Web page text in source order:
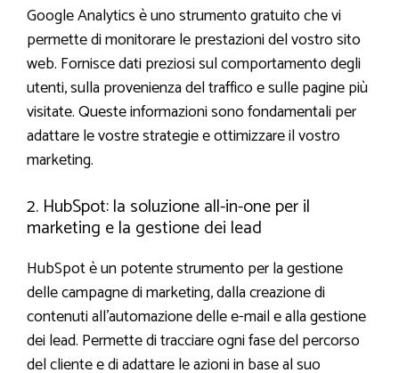
Google Analytics è uno strumento gratuito che vi
permette di monitorare le prestazioni del vostro sito
web. Fornisce dati preziosi sul comportamento degli
utenti, sulla provenienza del traffico e sulle pagine più
visitate. Queste informazioni sono fondamentali per
adattare le vostre strategie e ottimizzare il vostro
marketing.
2. HubSpot: la soluzione all-in-one per il
marketing e la gestione dei lead
HubSpot è un potente strumento per la gestione
delle campagne di marketing, dalla creazione di
contenuti all’automazione delle e-mail e alla gestione
dei lead. Permette di tracciare ogni fase del percorso
del cliente e di adattare le azioni in base al suo